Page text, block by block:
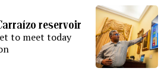
reservoir
to meet today